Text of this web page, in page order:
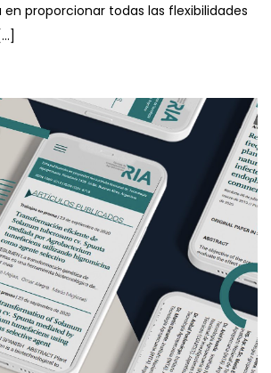
proporcionar todas las flexibilidades